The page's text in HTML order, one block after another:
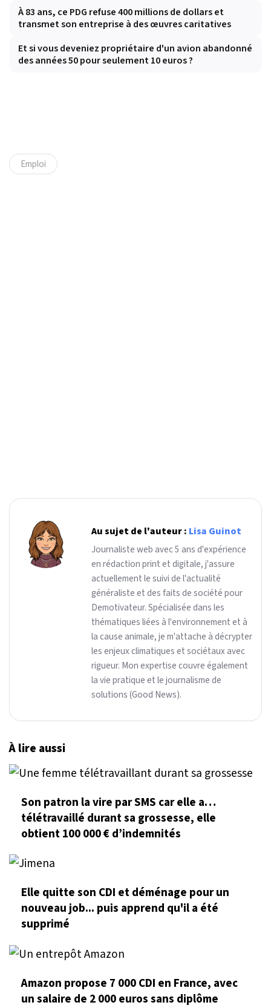
À 83 ans, ce PDG refuse 400 millions de dollars et
transmet son entreprise à des œuvres caritatives
Et si vous deveniez propriétaire d'un avion abandonné
des années 50 pour seulement 10 euros ?
Emploi
Au sujet de l'auteur : Lisa Guinot
Journaliste web avec 5 ans d'expérience
en rédaction print et digitale, j'assure
actuellement le suivi de l'actualité
généraliste et des faits de société pour
Demotivateur. Spécialisée dans les
thématiques liées à l'environnement et à
la cause animale, je m'attache à décrypter
les enjeux climatiques et sociétaux avec
rigueur. Mon expertise couvre également
la vie pratique et le journalisme de
solutions (Good News).
À lire aussi
Son patron la vire par SMS car elle a…
télétravaillé durant sa grossesse, elle
obtient 100 000 € d’indemnités
Elle quitte son CDI et déménage pour un
nouveau job... puis apprend qu'il a été
supprimé
Amazon propose 7 000 CDI en France, avec
un salaire de 2 000 euros sans diplôme